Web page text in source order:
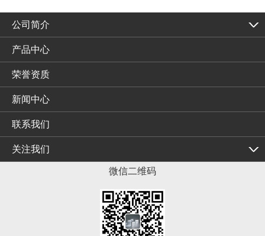
公司简介
产品中心
荣誉资质
新闻中心
联系我们
关注我们
微信二维码